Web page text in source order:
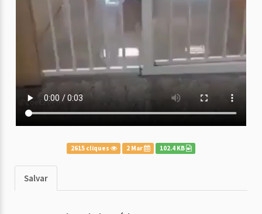
2615 cliques 2 Mar 102.4 KB
Salvar